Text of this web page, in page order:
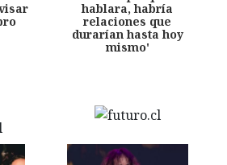
hablara, habría
relaciones que
durarían hasta hoy
mismo'